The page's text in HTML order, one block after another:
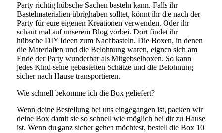
Party richtig hübsche Sachen basteln kann. Falls ihr
Bastelmaterialien übrighaben solltet, könnt ihr die nach der
Party für eure eigenen Kreationen verwenden. Oder ihr
schaut mal auf unserem Blog vorbei. Dort findet ihr
hübsche DIY Ideen zum Nachbasteln. Die Boxen, in denen
die Materialien und die Belohnung waren, eignen sich am
Ende der Party wunderbar als Mitgebselboxen. So kann
jedes Kind seine gebastelten Schätze und die Belohnung
sicher nach Hause transportieren.
Wie schnell bekomme ich die Box geliefert?
Wenn deine Bestellung bei uns eingegangen ist, packen wir
deine Box damit sie so schnell wie möglich bei dir zu Hause
ist. Wenn du ganz sicher gehen möchtest, bestell die Box 10